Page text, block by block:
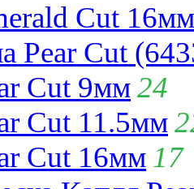
Cut 16мм
Pear Cut
Cut 9мм24
Cut 11.5мм
Cut 16мм 17